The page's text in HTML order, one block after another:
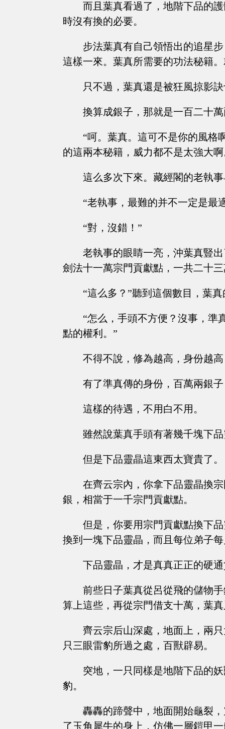
而且葉真看過了，地階下品的
時沒有換的必要。
步法葉真有自己領悟出的追星
這樣一來。葉真所需要的功法秘籍
只不過，葉真還是被狂風掠影
換算成銀子，那就是一百二十
“呵。葉真。這可不是你的風格
的這兩本秘籍，威力都不是太強大啊
這么多次下來。藏經閣的老執
“老執事，最難的并不一定是最
“對，沒錯！”
老執事的眼睛一亮，沖葉真豎
劍法十一萬宗門貢獻點，一共二十
“這么多？”聽到這個數目，葉
“怎么，手頭不方便？沒事，準
點的權利。”
不得不說，修為越高，身份越
有了準真傳的身份，百萬兩銀
這樣的待遇，不用白不用。
雖然說葉真手頭有著幾千塊下
但是下品靈晶這東西太寶貴了。
在齊云宗內，你拿下品靈晶換
銀，相當于一千宗門貢獻點。
但是，你要用宗門貢獻點換下
換到一塊下品靈晶，而且每位弟子
下品靈晶，才是真真正正的硬
前些日子葉真從呂從飛的儲物
算上這些，再從宗門借支十萬，葉
齊云宗后山深處，地面上，兩
只三眼雷豹所過之處，百獸辟易。
突地，一只同樣是地階下品的
豹。
轟轟的蹄聲中，地面開始龜裂
了玉角犀牛的身上，仿佛一層鎧甲